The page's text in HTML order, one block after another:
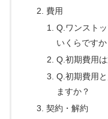
費用
Q.ワンスト
いくらですか
Q.初期費用
Q.初期費用
ますか？
契約・解約